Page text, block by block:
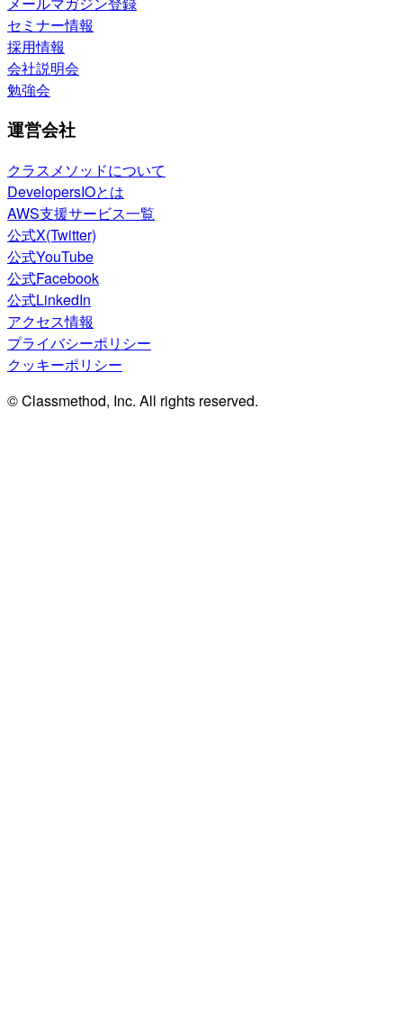
セミナー情報
採用情報
会社説明会
勉強会
運営会社
クラスメソッドについて
DevelopersIOとは
AWS支援サービス一覧
公式X(Twitter)
公式YouTube
公式Facebook
公式LinkedIn
アクセス情報
プライバシーポリシー
クッキーポリシー
© Classmethod, Inc. All rights reserved.